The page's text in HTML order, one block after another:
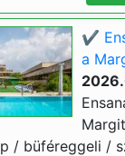
✔️
a
/ büféreggeli /